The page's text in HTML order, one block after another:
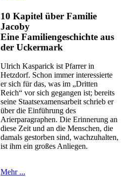
10 Kapitel über Familie
Jacoby
Eine Familiengeschichte aus
der Uckermark
Ulrich Kasparick ist Pfarrer in
Hetzdorf. Schon immer interessierte
er sich für das, was im „Dritten
Reich“ vor sich gegangen ist; bereits
seine Staatsexamensarbeit schrieb er
über die Einführung des
Arierparagraphen. Die Erinnerung an
diese Zeit und an die Menschen, die
damals gestorben sind, wachzuhalten,
ist ihm ein großes Anliegen.
Mehr ...